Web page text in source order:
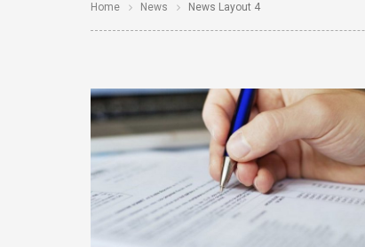
Home News News Layout 4